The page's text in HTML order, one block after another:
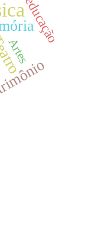
educação
Artes